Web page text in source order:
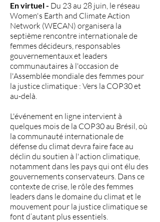
En virtuel - Du 23 au 28 juin, le réseau
Women's Earth and Climate Action
Network (WECAN) organisera la
septième rencontre internationale de
femmes décideurs, responsables
gouvernementaux et leaders
communautaires à l'occasion de
l'Assemblée mondiale des femmes pour
la justice climatique : Vers la COP30 et
au-delà.
L'événement en ligne intervient à
quelques mois de la COP30 au Brésil, où
la communauté internationale de
défense du climat devra faire face au
déclin du soutien à l'action climatique,
notamment dans les pays qui ont élu des
gouvernements conservateurs. Dans ce
contexte de crise, le rôle des femmes
leaders dans le domaine du climat et le
mouvement pour la justice climatique se
font d’autant plus essentiels.